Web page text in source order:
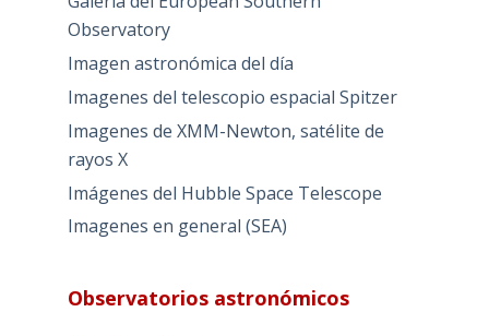
Observatory
Imagen astronómica del día
Imagenes del telescopio espacial Spitzer
Imagenes de XMM-Newton, satélite de
rayos X
Imágenes del Hubble Space Telescope
Imagenes en general (SEA)
Observatorios astronómicos